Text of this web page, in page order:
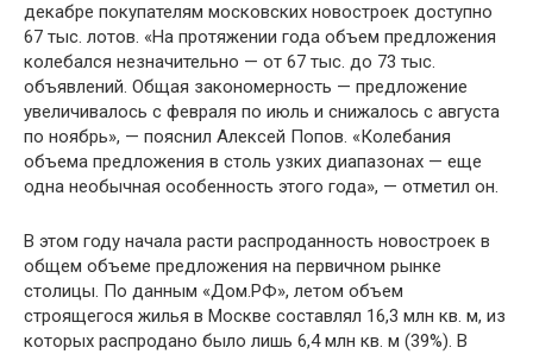
декабре покупателям московских новостроек доступно
67 тыс. лотов. «На протяжении года объем предложения
колебался незначительно — от 67 тыс. до 73 тыс.
объявлений. Общая закономерность — предложение
увеличивалось с февраля по июль и снижалось с августа
по ноябрь», — пояснил Алексей Попов. «Колебания
объема предложения в столь узких диапазонах — еще
одна необычная особенность этого года», — отметил он.
В этом году начала расти распроданность новостроек в
общем объеме предложения на первичном рынке
столицы. По данным «Дом.РФ», летом объем
строящегося жилья в Москве составлял 16,3 млн кв. м, из
которых распродано было лишь 6,4 млн кв. м (39%). В